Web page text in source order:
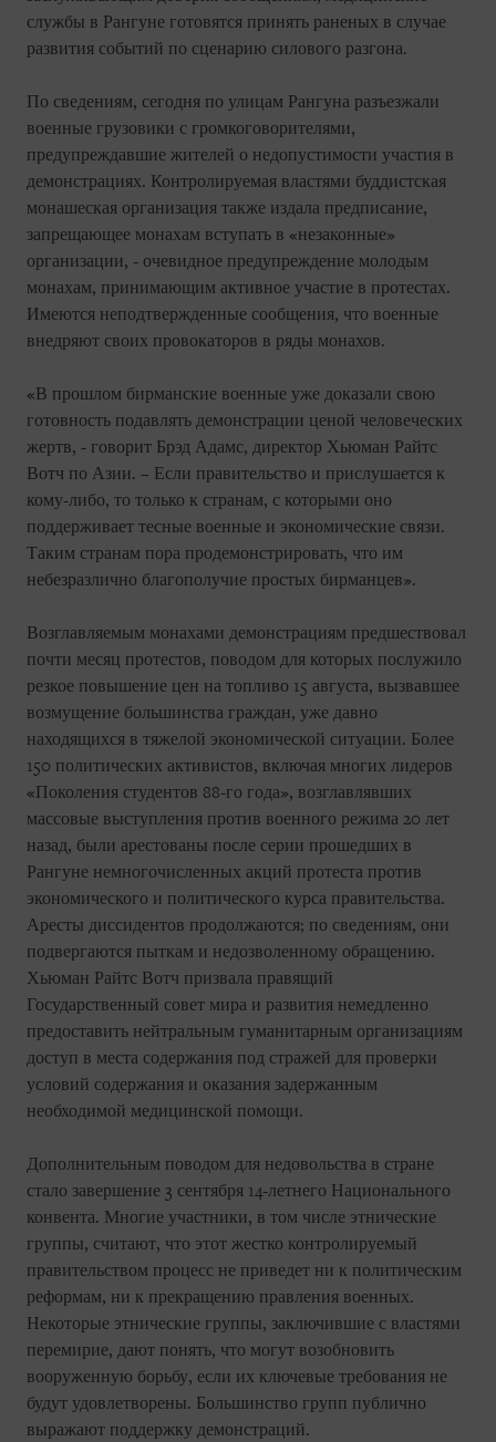
службы в Рангуне готовятся принять раненых в случае
развития событий по сценарию силового разгона.
По сведениям, сегодня по улицам Рангуна разъезжали
военные грузовики с громкоговорителями,
предупреждавшие жителей о недопустимости участия в
демонстрациях. Контролируемая властями буддистская
монашеская организация также издала предписание,
запрещающее монахам вступать в «незаконные»
организации, - очевидное предупреждение молодым
монахам, принимающим активное участие в протестах.
Имеются неподтвержденные сообщения, что военные
внедряют своих провокаторов в ряды монахов.
«В прошлом бирманские военные уже доказали свою
готовность подавлять демонстрации ценой человеческих
жертв, - говорит Брэд Адамс, директор Хьюман Райтс
Вотч по Азии. – Если правительство и прислушается к
кому-либо, то только к странам, с которыми оно
поддерживает тесные военные и экономические связи.
Таким странам пора продемонстрировать, что им
небезразлично благополучие простых бирманцев».
Возглавляемым монахами демонстрациям предшествовал
почти месяц протестов, поводом для которых послужило
резкое повышение цен на топливо 15 августа, вызвавшее
возмущение большинства граждан, уже давно
находящихся в тяжелой экономической ситуации. Более
150 политических активистов, включая многих лидеров
«Поколения студентов 88-го года», возглавлявших
массовые выступления против военного режима 20 лет
назад, были арестованы после серии прошедших в
Рангуне немногочисленных акций протеста против
экономического и политического курса правительства.
Аресты диссидентов продолжаются; по сведениям, они
подвергаются пыткам и недозволенному обращению.
Хьюман Райтс Вотч призвала правящий
Государственный совет мира и развития немедленно
предоставить нейтральным гуманитарным организациям
доступ в места содержания под стражей для проверки
условий содержания и оказания задержанным
необходимой медицинской помощи.
Дополнительным поводом для недовольства в стране
стало завершение 3 сентября 14-летнего Национального
конвента. Многие участники, в том числе этнические
группы, считают, что этот жестко контролируемый
правительством процесс не приведет ни к политическим
реформам, ни к прекращению правления военных.
Некоторые этнические группы, заключившие с властями
перемирие, дают понять, что могут возобновить
вооруженную борьбу, если их ключевые требования не
будут удовлетворены. Большинство групп публично
выражают поддержку демонстраций.